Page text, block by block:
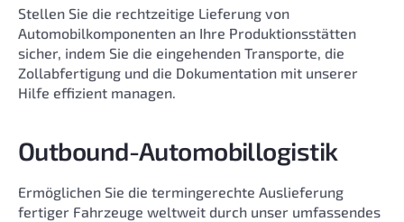
Stellen Sie die rechtzeitige Lieferung von
Automobilkomponenten an Ihre Produktionsstätten
sicher, indem Sie die eingehenden Transporte, die
Zollabfertigung und die Dokumentation mit unserer
Hilfe effizient managen.
Outbound-Automobillogistik
Ermöglichen Sie die termingerechte Auslieferung
fertiger Fahrzeuge weltweit durch unser umfassendes